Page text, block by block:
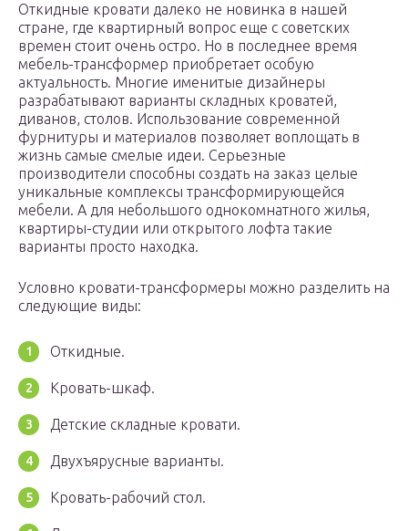
Откидные кровати далеко не новинка в нашей
стране, где квартирный вопрос еще с советских
времен стоит очень остро. Но в последнее время
мебель-трансформер приобретает особую
актуальность. Многие именитые дизайнеры
разрабатывают варианты складных кроватей,
диванов, столов. Использование современной
фурнитуры и материалов позволяет воплощать в
жизнь самые смелые идеи. Серьезные
производители способны создать на заказ целые
уникальные комплексы трансформирующейся
мебели. А для небольшого однокомнатного жилья,
квартиры-студии или открытого лофта такие
варианты просто находка.
Условно кровати-трансформеры можно разделить на
следующие виды:
Откидные.
Кровать-шкаф.
Детские складные кровати.
Двухъярусные варианты.
Кровать-рабочий стол.